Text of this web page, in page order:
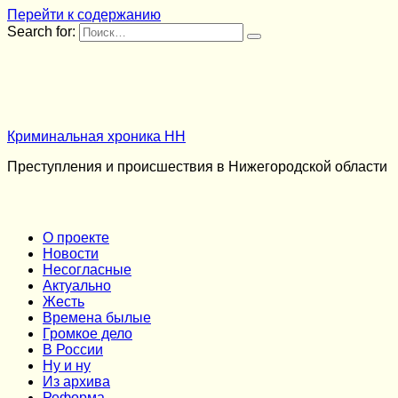
Перейти к содержанию
Search for:
Криминальная хроника НН
Преступления и происшествия в Нижегородской области
О проекте
Новости
Несогласные
Актуально
Жесть
Времена былые
Громкое дело
В России
Ну и ну
Из архива